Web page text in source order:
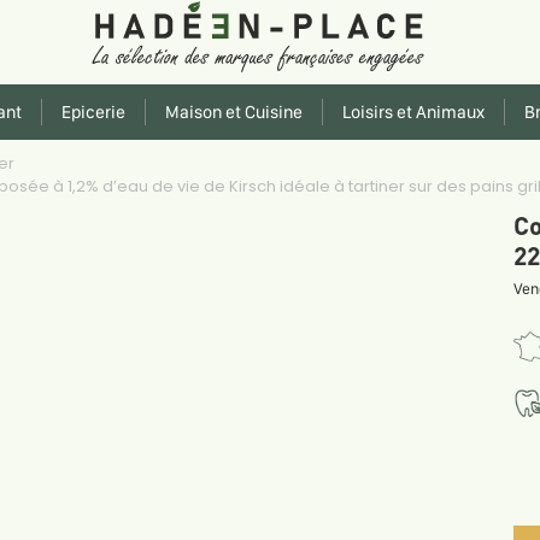
Epicerie Maison et Cuisine Loisirs et Animaux
à 1,2% d’eau de vie de Kirsch idéale à tartiner sur des pains